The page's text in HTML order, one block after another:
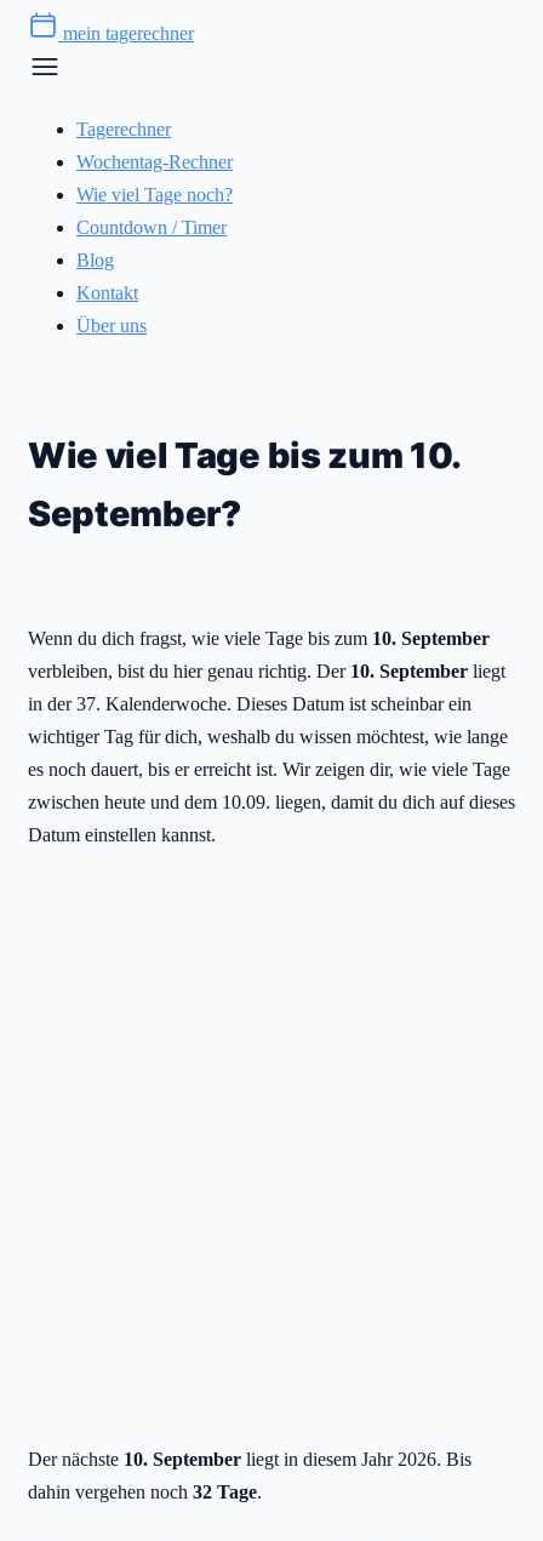
Zum
Inhalt
mein tagerechner
Tagerechner
Wochentag-Rechner
Wie viel Tage noch?
Countdown / Timer
Blog
Kontakt
Über uns
Wie viel Tage bis zum 10.
September?
Wenn du dich fragst, wie viele Tage bis zum 10. September
verbleiben, bist du hier genau richtig. Der 10. September liegt
in der 37. Kalenderwoche. Dieses Datum ist scheinbar ein
wichtiger Tag für dich, weshalb du wissen möchtest, wie lange
es noch dauert, bis er erreicht ist. Wir zeigen dir, wie viele Tage
zwischen heute und dem 10.09. liegen, damit du dich auf dieses
Datum einstellen kannst.
Der nächste 10. September liegt in diesem Jahr 2026. Bis
dahin vergehen noch 32 Tage.